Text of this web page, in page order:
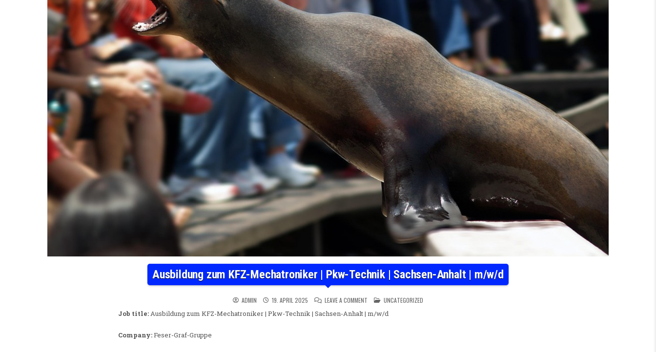
Ausbildung zum KFZ-Mechatroniker | Pkw-Technik | Sachsen-Anhalt | m/w/d
ADMIN 19. APRIL 2025 LEAVE A COMMENT ON AUSBILDUNG ZUM KFZ-MECHATRONIKER | PKW-TECHNIK | SACHSEN-ANHALT | M/W/D
POSTED IN
UNCATEGORIZED
Job title: Ausbildung zum KFZ-Mechatroniker | Pkw-Technik | Sachsen-Anhalt | m/w/d
Company:Feser-Graf-Gruppe